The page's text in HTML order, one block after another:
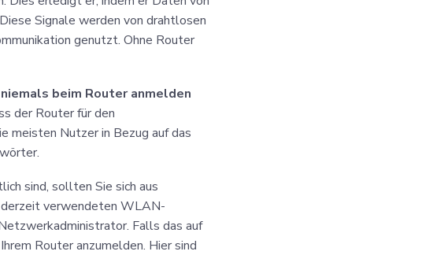
Signale werden von drahtlosen
genutzt. Ohne Router
beim Router anmelden
der Router für den
meisten Nutzer in Bezug auf das
sind, sollten Sie sich aus
derzeit verwendeten WLAN-
Falls das auf
Router anzumelden. Hier sind